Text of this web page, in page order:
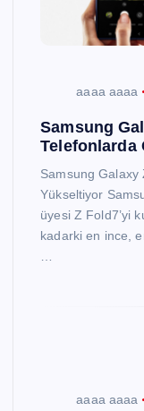
aaaa aaaa
Samsung
Telefonlarda
Samsung Galaxy
Yükseltiyor
üyesi Z Fold7’yi
kadarki en ince,
aaaa aaaa